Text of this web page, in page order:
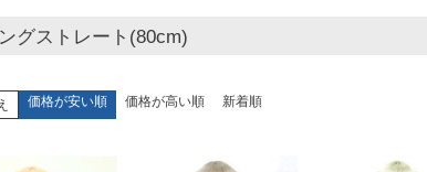
グストレート(80cm)
価格が安い順 価格が高い順 新着順